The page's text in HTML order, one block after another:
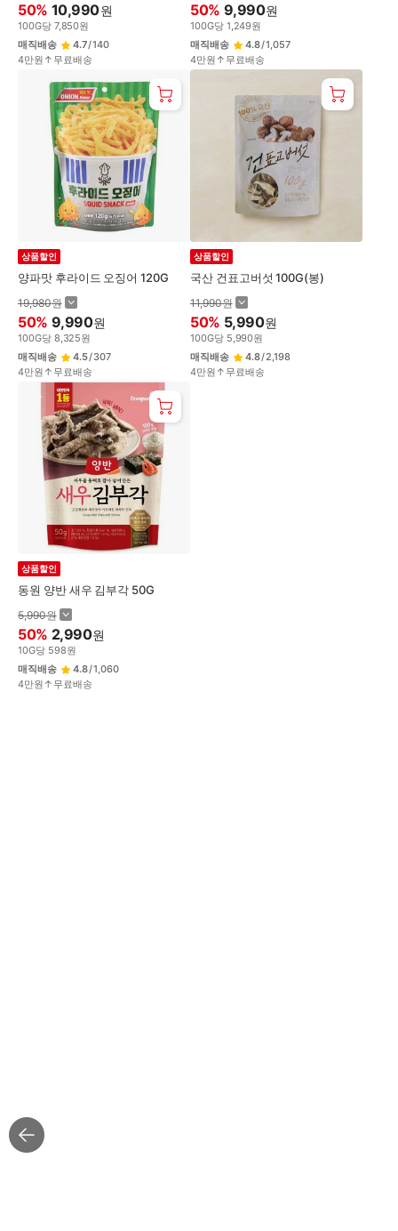
50% 10,990원
100G당 7,850원
매직배송
4.7/140
4만원↑무료배송
50% 9,990원
100G당 1,249원
매직배송
4.8/1,057
4만원↑무료배송
양파맛 후라이드 오징어 120G
상품할인
19,980원
50% 9,990원
100G당 8,325원
매직배송
4.5/307
4만원↑무료배송
국산 건표고버섯 100G(봉)
상품할인
11,990원
50% 5,990원
100G당 5,990원
매직배송
4.8/2,198
4만원↑무료배송
동원 양반 새우 김부각 50G
상품할인
5,990원
50% 2,990원
10G당 598원
매직배송
4.8/1,060
4만원↑무료배송